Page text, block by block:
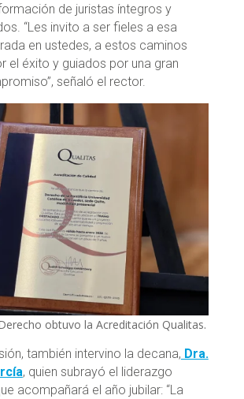
de juristas íntegros y
“Les invito a ser fieles a esa
en ustedes, a estos caminos
el éxito y guiados por una gran
señaló el rector.
obtuvo la Acreditación Qualitas.
también intervino la decana, Dra.
, quien subrayó el liderazgo
acompañará el año jubilar: “La